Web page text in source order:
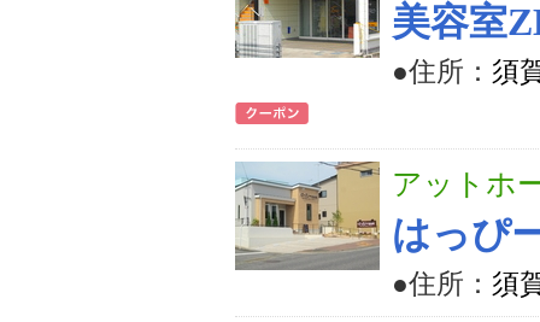
美容室
●住所： 須
アットホ
はっぴ
●住所： 須